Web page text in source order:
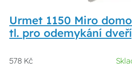
Urmet 1150 Miro
tl. pro odemykání
578 Kč